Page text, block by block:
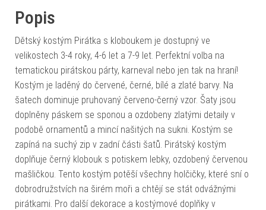
Popis
Dětský kostým Pirátka s kloboukem je dostupný ve
velikostech 3-4 roky, 4-6 let a 7-9 let. Perfektní volba na
tematickou pirátskou párty, karneval nebo jen tak na hraní!
Kostým je laděný do červené, černé, bílé a zlaté barvy. Na
šatech dominuje pruhovaný červeno-černý vzor. Šaty jsou
doplněny páskem se sponou a ozdobeny zlatými detaily v
podobě ornamentů a mincí našitých na sukni. Kostým se
zapíná na suchý zip v zadní části šatů. Pirátský kostým
doplňuje černý klobouk s potiskem lebky, ozdobený červenou
mašličkou. Tento kostým potěší všechny holčičky, které sní o
dobrodružstvích na širém moři a chtějí se stát odvážnými
pirátkami. Pro další dekorace a kostýmové doplňky v